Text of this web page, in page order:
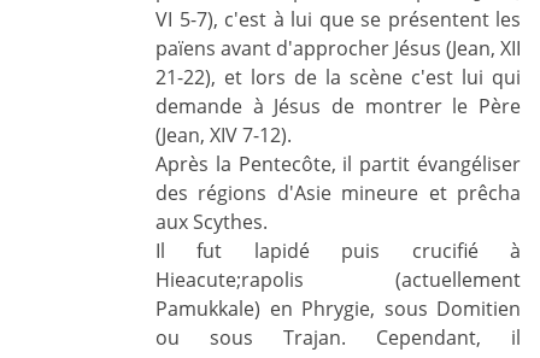
VI 5-7), c'est à lui que se présentent les
païens avant d'approcher Jésus (Jean, XII
21-22), et lors de la scène c'est lui qui
demande à Jésus de montrer le Père
(Jean, XIV 7-12).
Après la Pentecôte, il partit évangéliser
des régions d'Asie mineure et prêcha
aux Scythes.
Il fut lapidé puis crucifié à
Hieacute;rapolis (actuellement
Pamukkale) en Phrygie, sous Domitien
ou sous Trajan. Cependant, il